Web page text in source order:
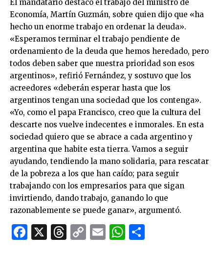
El mandatario destacó el trabajo del ministro de
Economía, Martín Guzmán, sobre quien dijo que «ha
hecho un enorme trabajo en ordenar la deuda».
«Esperamos terminar el trabajo pendiente de
ordenamiento de la deuda que hemos heredado, pero
todos deben saber que nuestra prioridad son esos
argentinos», refirió Fernández, y sostuvo que los
acreedores «deberán esperar hasta que los
argentinos tengan una sociedad que los contenga».
«Yo, como el papa Francisco, creo que la cultura del
descarte nos vuelve indecentes e inmorales. En esta
sociedad quiero que se abrace a cada argentino y
argentina que habite esta tierra. Vamos a seguir
ayudando, tendiendo la mano solidaria, para rescatar
de la pobreza a los que han caído; para seguir
trabajando con los empresarios para que sigan
invirtiendo, dando trabajo, ganando lo que
razonablemente se puede ganar», argumentó.
Facebook
X Threads
CopyEmailWhatsApp